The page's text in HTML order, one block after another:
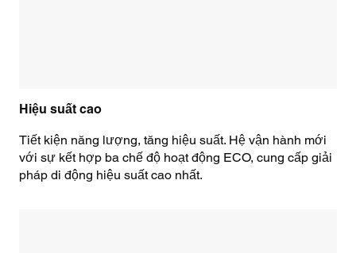
Hiệu suất cao
Tiết kiện năng lượng, tăng hiệu suất. Hệ vận hành mới
với sự kết hợp ba chế độ hoạt động ECO, cung cấp giải
pháp di động hiệu suất cao nhất.